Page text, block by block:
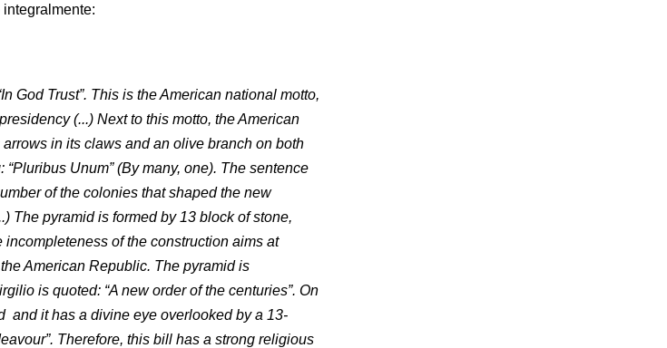
God Trust”. This is the American national motto,
(...) Next to this motto, the American
in its claws and an olive branch on both
Unum” (By many, one). The sentence
of the colonies that shaped the new
The pyramid is formed by 13 block of stone,
of the construction aims at
American Republic. The pyramid is
is quoted: “A new order of the centuries”. On
and it has a divine eye overlooked by a 13-
Therefore, this bill has a strong religious